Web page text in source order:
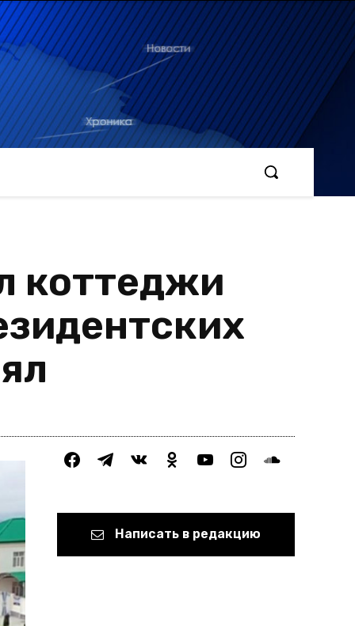
коттеджи
facebooktelegramvkontakteodnoklassniki
youtubeinstagramsoundcloud
Написать в редакцию